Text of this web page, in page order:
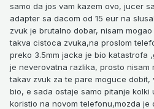
samo da jos vam kazem ovo, jucer
adapter sa dacom od 15 eur na
zvuk je brutalno dobar, nisam
takva cistoca zvuka,na proslom
preko 3.5mm jacka je bio katastrofa
je neverovatna razlika, prosto nisam
takav zvuk za te pare moguce dobit,
bio, e sada ostaje samo pitanje kolki
koristio na novom telefonu,mozda je